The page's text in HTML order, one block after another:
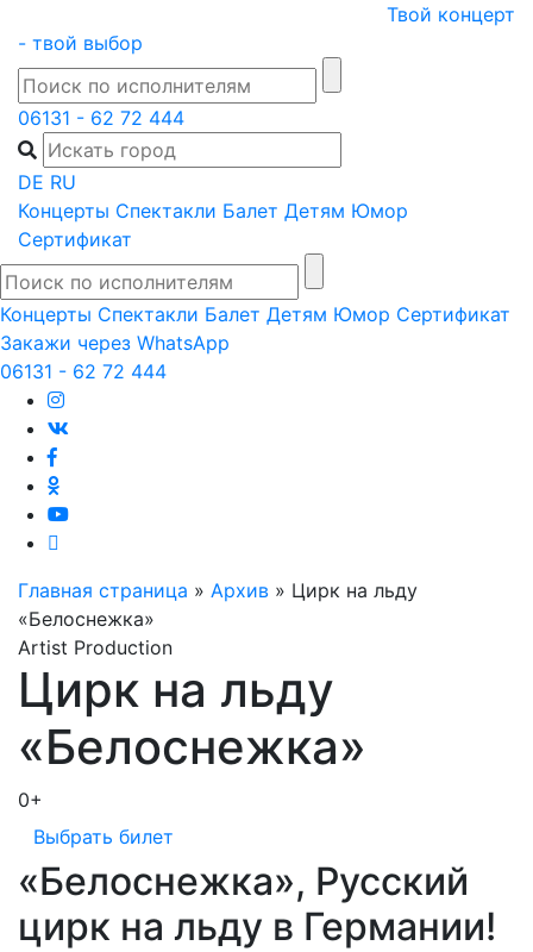
content
Твой концерт
- твой выбор
06131 - 62 72 444
DE RU
Концерты Спектакли Балет Детям Юмор
Сертификат
Концерты Спектакли Балет Детям Юмор Сертификат
Закажи через WhatsApp
06131 - 62 72 444
Главная страница » Архив » Цирк на льду
«Белоснежка»
Artist Production
Цирк на льду
«Белоснежка»
0+
Выбрать билет
«Белоснежка», Русский
цирк на льду в Германии!